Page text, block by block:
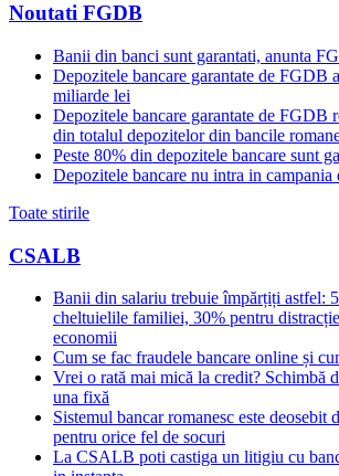
Noutati FGDB
Banii din banci sunt garantati, anunta
Depozitele bancare garantate de FGDB
miliarde lei
Depozitele bancare garantate de FGDB
din totalul depozitelor din bancile
Peste 80% din depozitele bancare sunt
Depozitele bancare nu intra in campania
Toate stirile
CSALB
Banii din salariu trebuie împărțiți astfel:
cheltuielile familiei, 30% pentru
economii
Cum se fac fraudele bancare online și
Vrei o rată mai mică la credit? Schimbă
una fixă
Sistemul bancar romanesc este deosebit
pentru orice fel de socuri
La CSALB poti castiga un litigiu cu